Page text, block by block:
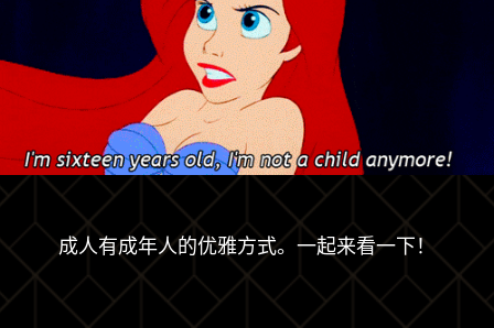
成人有成年人的优雅方式。一起来看一下！